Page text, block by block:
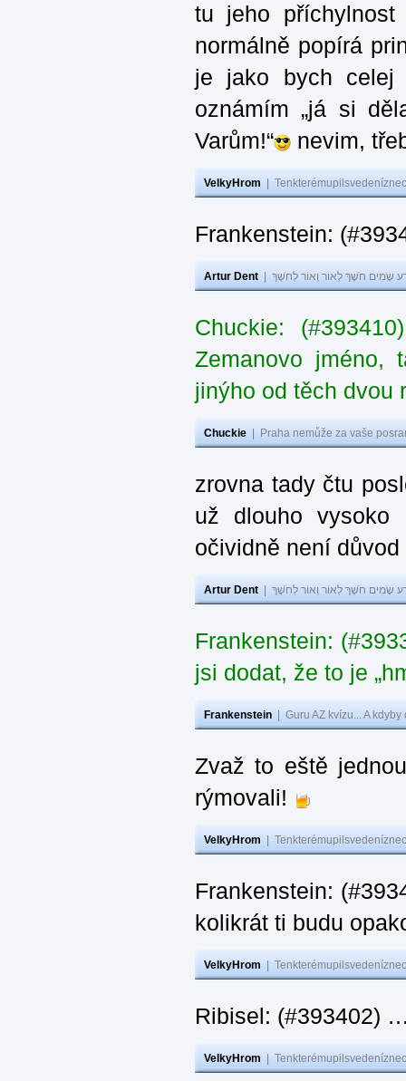
tu jeho
normálně popírá
je jako bych celej
oznámím „já si
Varům!“
nevim,
VelkyHrom
Frankenstein:
Artur Dent שָׂמִים חֹשֶׁךְ לְאוֹר וְאוֹר לְחֹשֶׁךְ
Chuckie:
Zemanovo jméno,
jinýho od těch dvou
Chuckie Praha nemůže za vaše
zrovna tady čtu
už dlouho
očividně není
Artur Dent שָׂמִים חֹשֶׁךְ לְאוֹר וְאוֹר לְחֹשֶׁךְ
Frankenstein:
jsi dodat, že to je
Frankenstein Guru AZ kvízu... A
Zvaž to eště
rýmovali!
VelkyHrom
Frankenstein:
kolikrát ti budu
VelkyHrom
Ribisel: (#393402)
VelkyHrom